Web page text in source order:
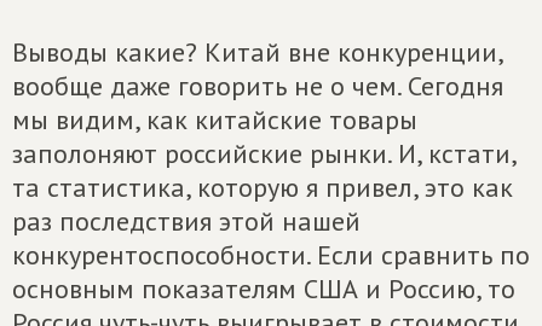
Выводы какие? Китай вне конкуренции,
вообще даже говорить не о чем. Сегодня
мы видим, как китайские товары
заполоняют российские рынки. И, кстати,
та статистика, которую я привел, это как
раз последствия этой нашей
конкурентоспособности. Если сравнить по
основным показателям США и Россию, то